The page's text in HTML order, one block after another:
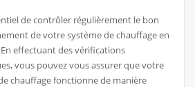
de contrôler régulièrement le bon
de votre système de chauffage en
effectuant des vérifications
vous pouvez vous assurer que votre
chauffage fonctionne de manière